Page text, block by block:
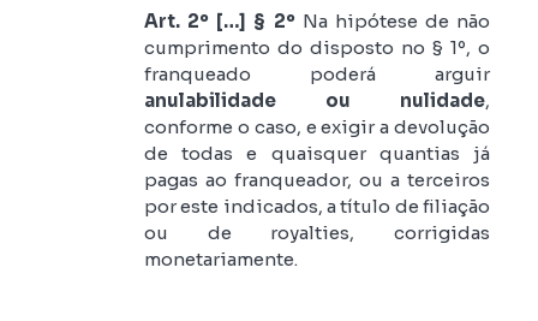
Art. 2º […] § 2º Na hipótese de não
cumprimento do disposto no § 1º, o
franqueado poderá arguir
anulabilidade ou nulidade,
conforme o caso, e exigir a devolução
de todas e quaisquer quantias já
pagas ao franqueador, ou a terceiros
por este indicados, a título de filiação
ou de royalties, corrigidas
monetariamente.